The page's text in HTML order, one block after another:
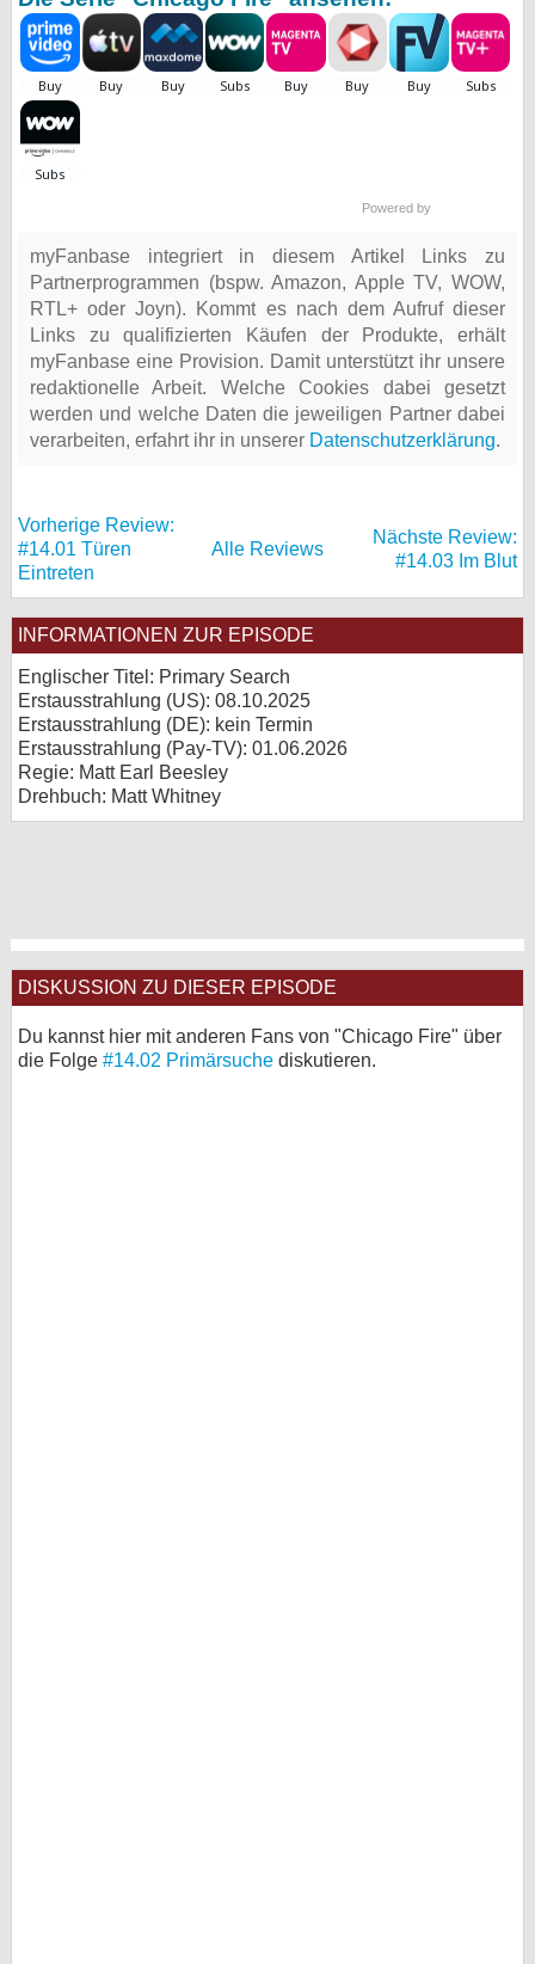
Powered by
myFanbase integriert in diesem Artikel Links zu
Partnerprogrammen (bspw. Amazon, Apple TV, WOW,
RTL+ oder Joyn). Kommt es nach dem Aufruf dieser
Links zu qualifizierten Käufen der Produkte, erhält
myFanbase eine Provision. Damit unterstützt ihr unsere
redaktionelle Arbeit. Welche Cookies dabei gesetzt
werden und welche Daten die jeweiligen Partner dabei
verarbeiten, erfahrt ihr in unserer Datenschutzerklärung.
Vorherige Review:
#14.01 Türen
Eintreten
Alle Reviews
Nächste Review:
#14.03 Im Blut
INFORMATIONEN ZUR EPISODE
Englischer Titel: Primary Search
Erstausstrahlung (US): 08.10.2025
Erstausstrahlung (DE): kein Termin
Erstausstrahlung (Pay-TV): 01.06.2026
Regie: Matt Earl Beesley
Drehbuch: Matt Whitney
DISKUSSION ZU DIESER EPISODE
Du kannst hier mit anderen Fans von "Chicago Fire" über
die Folge #14.02 Primärsuche diskutieren.